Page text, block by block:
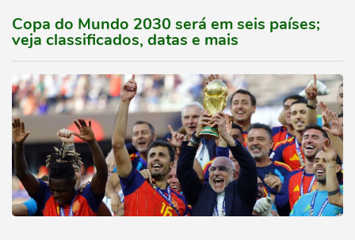
Copa do Mundo 2030 será em seis países;
veja classificados, datas e mais